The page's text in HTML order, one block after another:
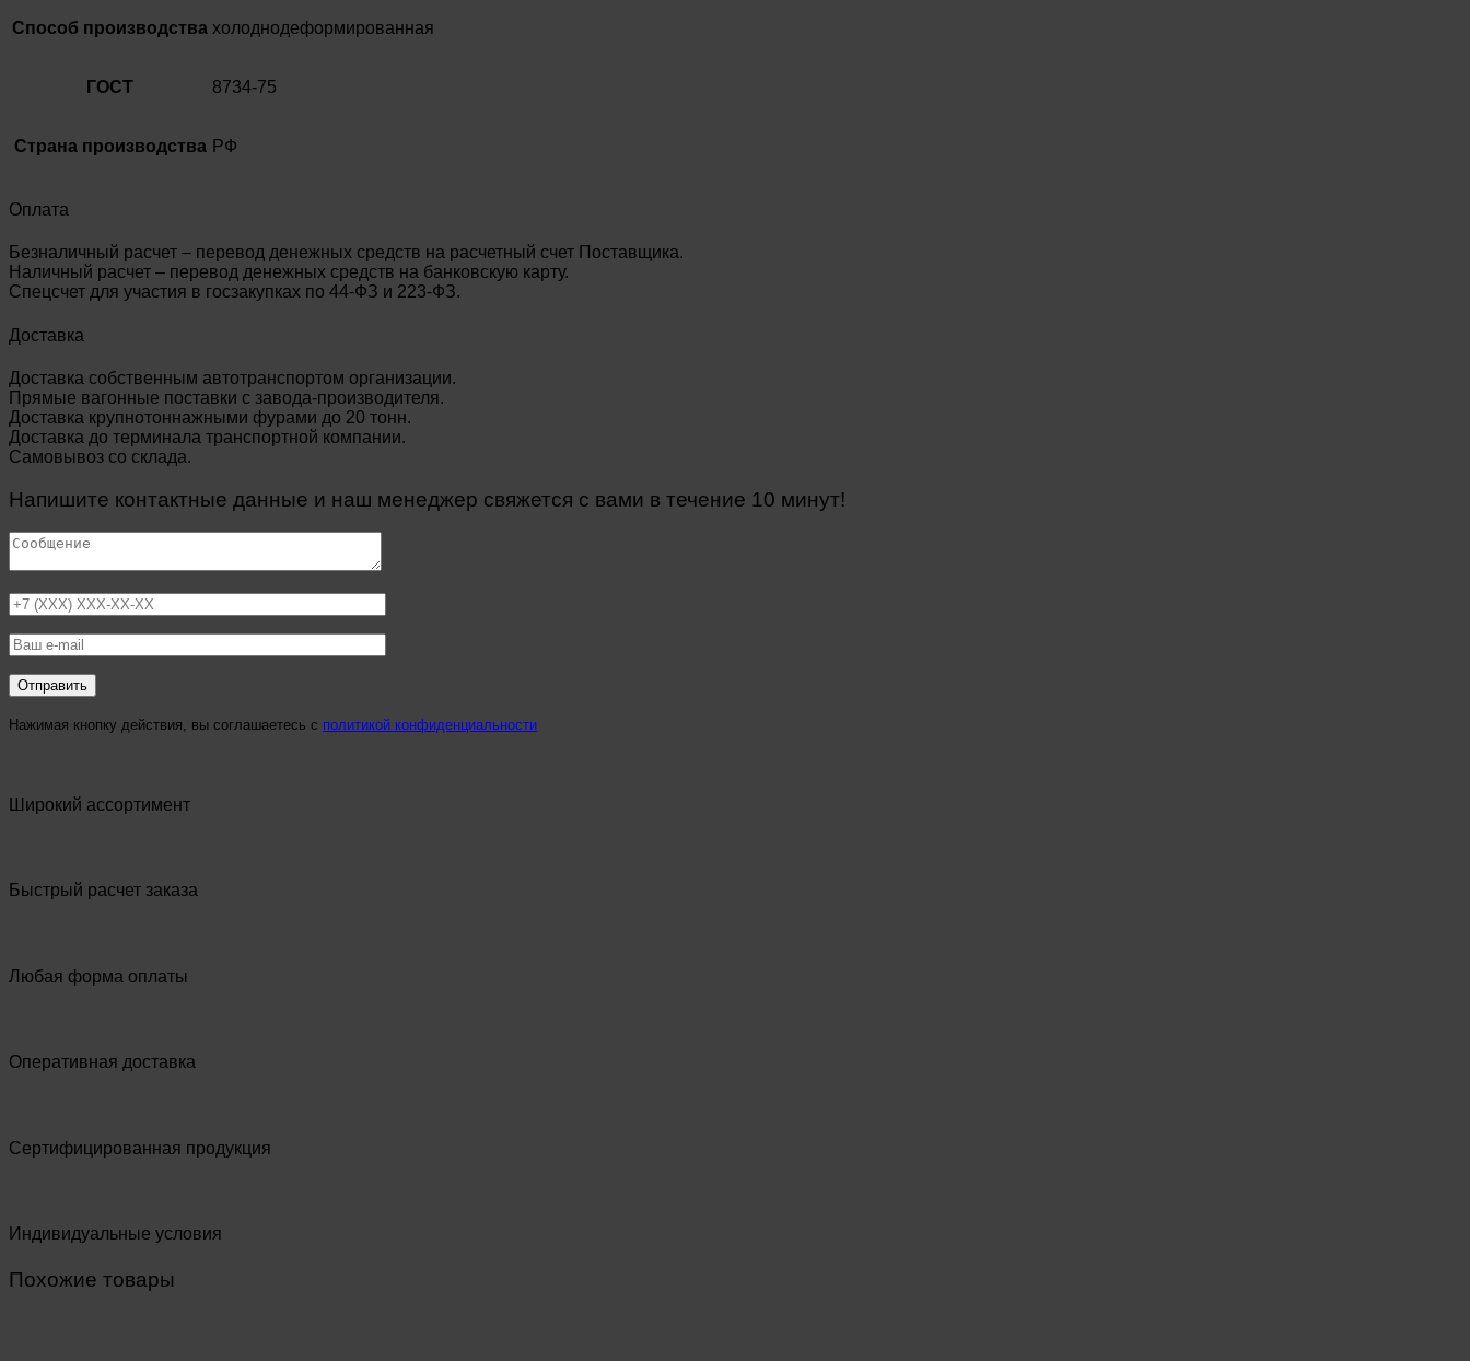
Способ производства холоднодеформированная
ГОСТ 8734-75
Страна производства РФ
Оплата
Безналичный расчет – перевод денежных средств на расчетный счет Поставщика.
Наличный расчет – перевод денежных средств на банковскую карту.
Спецсчет для участия в госзакупках по 44-ФЗ и 223-ФЗ.
Доставка
Доставка собственным автотранспортом организации.
Прямые вагонные поставки с завода-производителя.
Доставка крупнотоннажными фурами до 20 тонн.
Доставка до терминала транспортной компании.
Самовывоз со склада.
Напишите контактные данные и наш менеджер свяжется с вами в течение 10 минут!
Нажимая кнопку действия, вы соглашаетесь с политикой конфиденциальности
Широкий ассортимент
Быстрый расчет заказа
Любая форма оплаты
Оперативная доставка
Сертифицированная продукция
Индивидуальные условия
Похожие товары